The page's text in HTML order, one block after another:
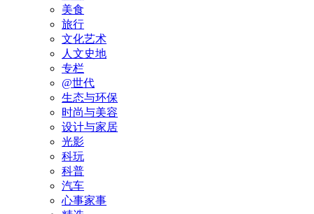
美食
旅行
文化艺术
人文史地
专栏
@世代
生态与环保
时尚与美容
设计与家居
光影
科玩
科普
汽车
心事家事